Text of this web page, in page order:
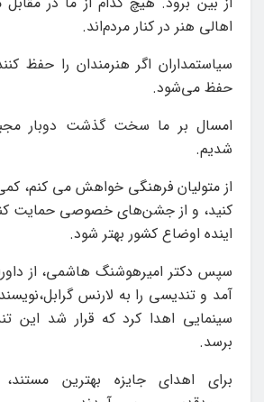
اهالی هنر در کنار مردم‌اند.
سیاستمداران اگر هنرمندان را حفظ
حفظ می‌شود.
امسال بر ما سخت گذشت دوبار
شدیم.
از متولیان فرهنگی خواهش می کنم،
کنید، و از جشن‌های خصوصی حمایت
اینده اوضاع کشور بهتر شود.
سپس دکتر امیرهوشنگ هاشمی، از
آمد و تندیسی را به لارنس
سینمایی اهدا کرد که قرار شد
برسد.
برای اهدای جایزه بهترین